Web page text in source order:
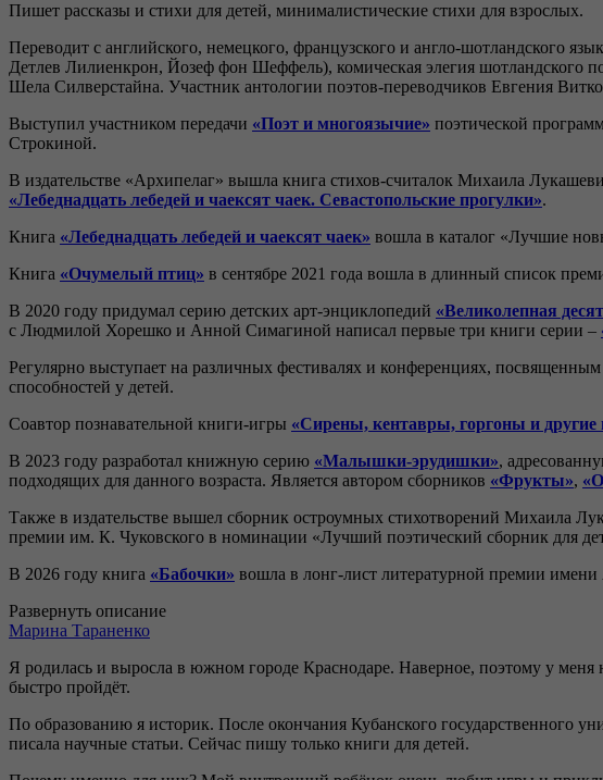
Пишет рассказы и стихи для детей, минималистические стихи для взрослых.
Переводит с английского, немецкого, французского и англо-шотландского
Детлев Лилиенкрон, Йозеф фон Шеффель), комическая элегия шотландского
Шела Силверстайна. Участник антологии поэтов-переводчиков Евгения
Выступил участником передачи «Поэт и многоязычие» поэтической
Строкиной.
В издательстве «Архипелаг» вышла книга стихов-считалок Михаила
«Лебеднадцать лебедей и чаексят чаек. Севастопольские прогулки».
Книга «Лебеднадцать лебедей и чаексят чаек» вошла в каталог «Лучшие
Книга «Очумелый птиц» в сентябре 2021 года вошла в длинный список
В 2020 году придумал серию детских арт-энциклопедий «Великолепная
с Людмилой Хорешко и Анной Симагиной написал первые три книги серии –
Регулярно выступает на различных фестивалях и конференциях,
способностей у детей.
Соавтор познавательной книги-игры «Сирены, кентавры, горгоны и
В 2023 году разработал книжную серию «Малышки-эрудишки»,
подходящих для данного возраста. Является автором сборников «Фрукты»,
Также в издательстве вышел сборник остроумных стихотворений Михаила
премии им. К. Чуковского в номинации «Лучший поэтический сборник для
В 2026 году книга «Бабочки» вошла в лонг-лист литературной премии
Развернуть описание
Марина Тараненко
Я родилась и выросла в южном городе Краснодаре. Наверное, поэтому у меня
быстро пройдёт.
По образованию я историк. После окончания Кубанского государственного
писала научные статьи. Сейчас пишу только книги для детей.